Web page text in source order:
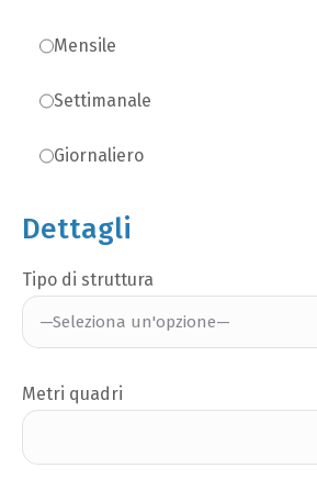
Mensile
Settimanale
Giornaliero
Dettagli
Tipo di struttura
Metri quadri